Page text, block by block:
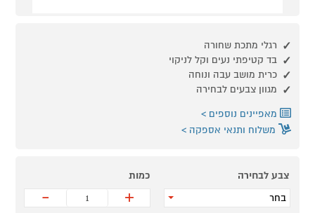
רגלי מתכת שחורה
בד קטיפתי נעים וקל לניקוי
כרית מושב עבה ונוחה
מגוון צבעים לבחירה
מאפיינים נוספים
משלוח ותנאי אספקה
צבע לבחירה
בחר
כמות
+
-